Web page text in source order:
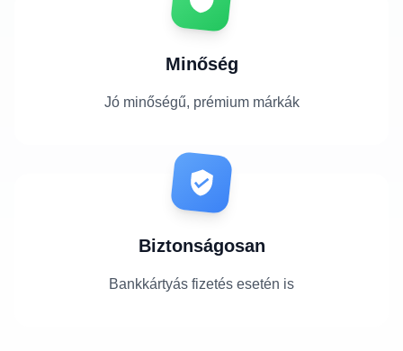
Minőség
Jó minőségű, prémium márkák
Biztonságosan
Bankkártyás fizetés esetén is